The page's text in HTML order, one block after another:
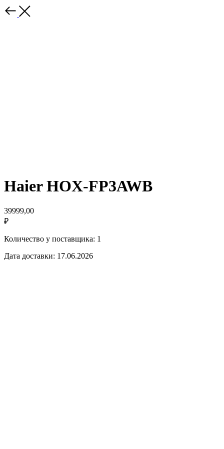
Haier HOX-FP3AWB
39999,00
₽
Количество у поставщика: 1
Дата доставки: 17.06.2026